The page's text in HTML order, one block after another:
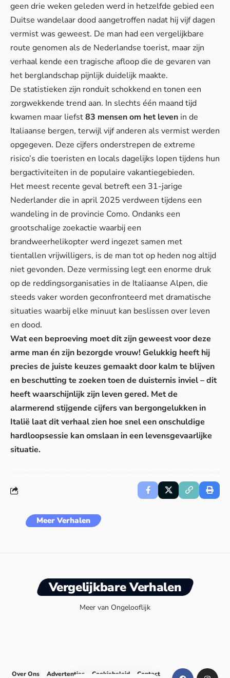
geen drie weken geleden werd in hetzelfde gebied een
Duitse wandelaar dood aangetroffen nadat hij vijf dagen
vermist was geweest. De man had een vergelijkbare
route genomen als de Nederlandse toerist, maar zijn
verhaal kende een tragische afloop die de gevaren van
het berglandschap pijnlijk duidelijk maakte.
De statistieken zijn ronduit schokkend en tonen een
zorgwekkende trend aan. In slechts één maand tijd
kwamen maar liefst83 mensen om het leven in de
Italiaanse bergen, terwijl vijf anderen als vermist werden
opgegeven. Deze cijfers onderstrepen de extreme
risico’s die toeristen en locals dagelijks lopen tijdens hun
bergactiviteiten in de populaire vakantiegebieden.
Het meest recente geval betreft een 31-jarige
Nederlander die in april 2025 verdween tijdens een
wandeling in de provincie Como. Ondanks een
grootschalige zoekactie waarbijeen
brandweerhelikopterwerd ingezet samen met
tientallen vrijwilligers, is de man tot op heden nog altijd
niet gevonden. Deze vermissing legt een enorme druk
op de reddingsorganisaties in de Italiaanse Alpen, die
steeds vaker worden geconfronteerd metdramatische
situaties waarbij elke minuut kan beslissen over leven
en dood.
Wat een beproeving moet dit zijn geweest voor deze
arme man én zijn bezorgde vrouw! Gelukkig heeft hij
precies de juiste keuzes gemaakt door kalm te blijven
en beschutting te zoeken toen de duisternis inviel – dit
heeft waarschijnlijk zijn leven gered. Met de
alarmerend stijgende cijfers van bergongelukken in
Italië laat dit verhaal zien hoe snel een onschuldige
hardloopsessie kan omslaan in een levensgevaarlijke
situatie.
Meer Verhalen
Vergelijkbare Verhalen
Meer van Ongelooflijk
Over Ons Advertenties Cookiebeleid Contact